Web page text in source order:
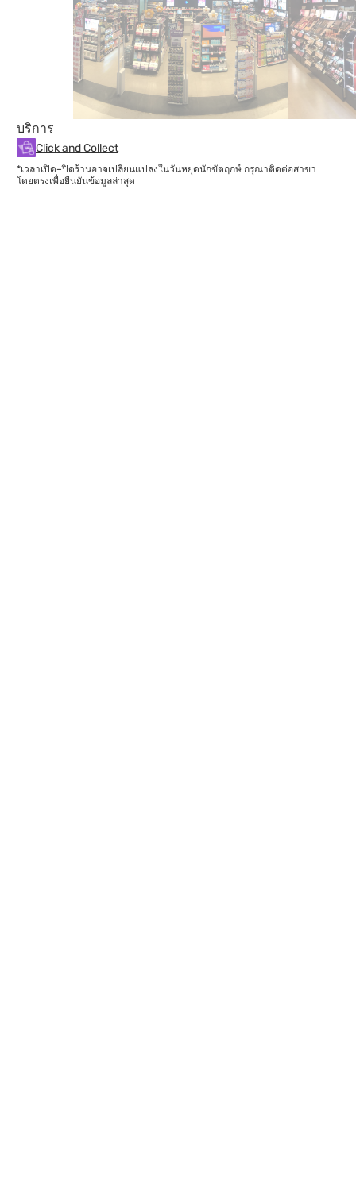
บริการ
Click and Collect
*เวลาเปิด–ปิดร้านอาจเปลี่ยนแปลงในวันหยุดนักขัตฤกษ์ กรุณาติดต่อสาขา
โดยตรงเพื่อยืนยันข้อมูลล่าสุด